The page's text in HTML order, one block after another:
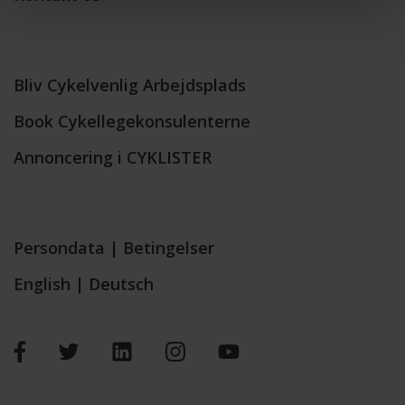
Bliv Cykelvenlig Arbejdsplads
Book Cykellegekonsulenterne
Annoncering i CYKLISTER
Persondata | Betingelser
English | Deutsch